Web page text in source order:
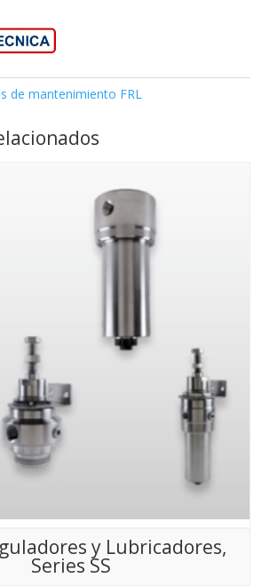
de mantenimiento FRL
y Lubricadores,
Series SS